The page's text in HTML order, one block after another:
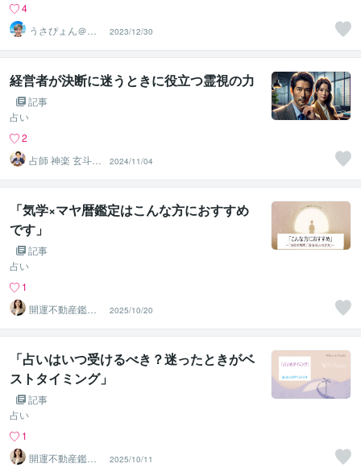
4
うさぴょん＠癒
し系アラフィフ
心寄り添い人
2023/12/30
経営者が決断に迷うときに役立つ霊視の力
記事
占い
2
占師 神楽 玄斗
（かぐら げん
と）
2024/11/04
「気学×マヤ暦鑑定はこんな方におすすめ
です」
記事
占い
1
開運不動産鑑定
士 Ayaka
2025/10/20
「占いはいつ受けるべき？迷ったときがベ
ストタイミング」
記事
占い
1
開運不動産鑑定
士 Ayaka
2025/10/11